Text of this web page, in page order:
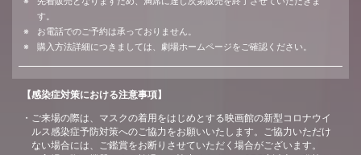
す。
お電話でのご予約は承っておりません。
購入方法詳細につきましては、劇場ホームページをご確認ください。
【感染症対策における注意事項】
ご来場の際は、マスクの着用をはじめとする映画館の新型コロナウイ
ルス感染症予防対策へのご協力をお願いいたします。ご協力いただけ
ない場合には、ご鑑賞をお断りさせていただく場合がございます。